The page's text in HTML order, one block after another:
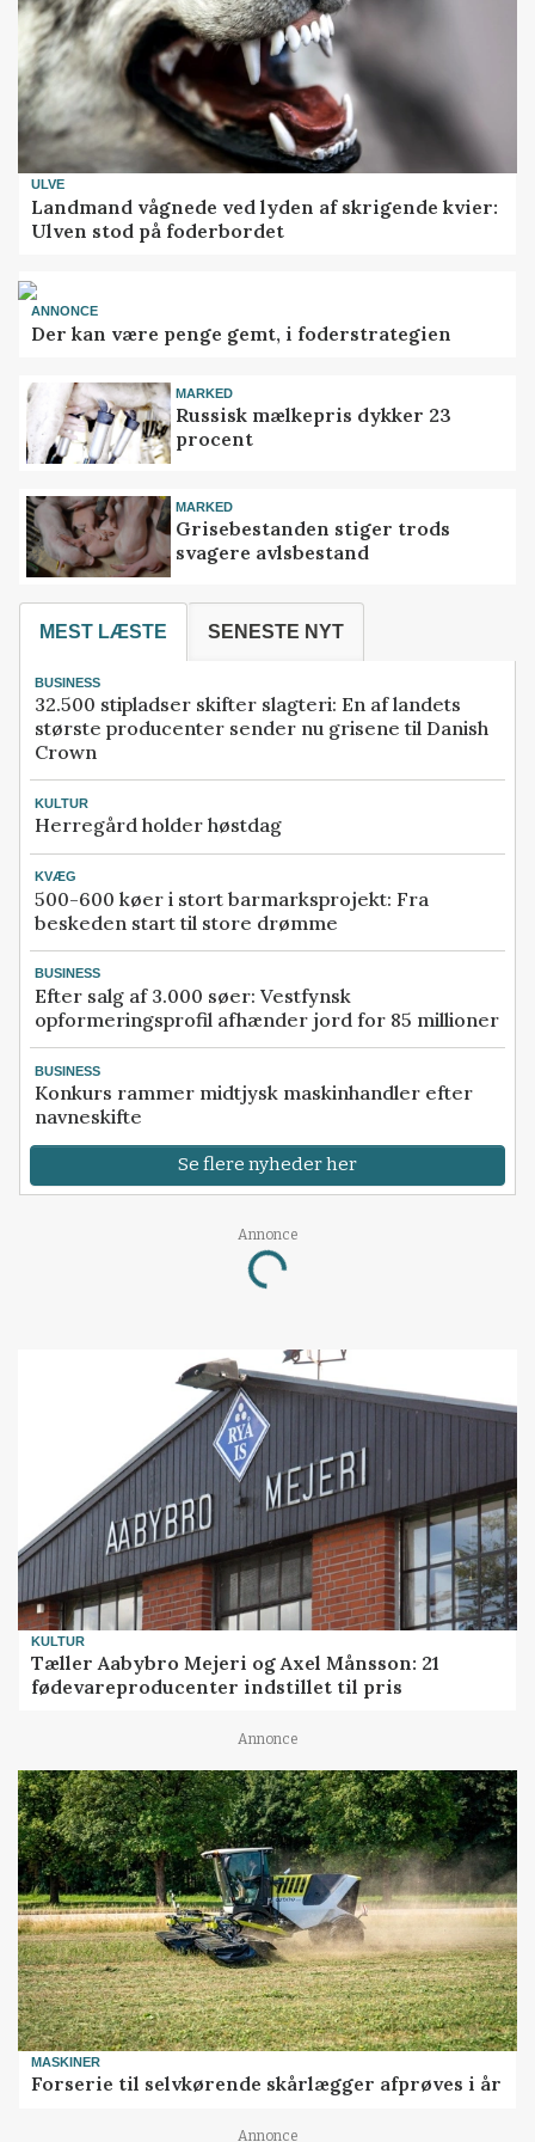
ULVE
Landmand vågnede ved lyden af skrigende kvier:
Ulven stod på foderbordet
ANNONCE
Der kan være penge gemt, i foderstrategien
MARKED
Russisk mælkepris dykker 23
procent
MARKED
Grisebestanden stiger trods
svagere avlsbestand
MEST LÆSTE SENESTE NYT
BUSINESS
32.500 stipladser skifter slagteri: En af landets
største producenter sender nu grisene til Danish
Crown
KULTUR
Herregård holder høstdag
KVÆG
500-600 køer i stort barmarksprojekt: Fra
beskeden start til store drømme
BUSINESS
Efter salg af 3.000 søer: Vestfynsk
opformeringsprofil afhænder jord for 85 millioner
BUSINESS
Konkurs rammer midtjysk maskinhandler efter
navneskifte
Se flere nyheder her
Annonce
Loading...
KULTUR
Tæller Aabybro Mejeri og Axel Månsson: 21
fødevareproducenter indstillet til pris
Annonce
MASKINER
Forserie til selvkørende skårlægger afprøves i år
Annonce